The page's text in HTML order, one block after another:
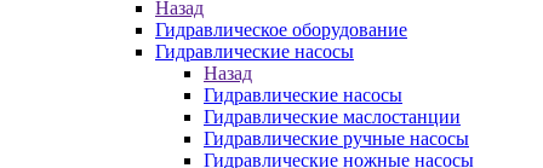
Назад
Гидравлическое оборудование
Гидравлические насосы
Назад
Гидравлические насосы
Гидравлические маслостанции
Гидравлические ручные насосы
Гидравлические ножные насосы